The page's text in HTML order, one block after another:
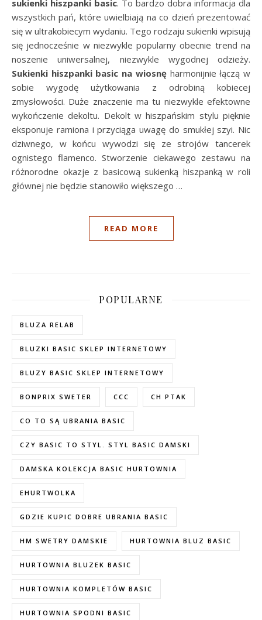
sukienki hiszpanki basic. To bardzo dobra informacja dla
wszystkich pań, które uwielbiają na co dzień prezentować
się w ultrakobiecym wydaniu. Tego rodzaju sukienki wpisują
się jednocześnie w niezwykle popularny obecnie trend na
noszenie uniwersalnej, niezwykle wygodnej odzieży.
Sukienki hiszpanki basic na wiosnęharmonijnie łączą w
sobie wygodę użytkowania z odrobiną kobiecej
zmysłowości. Duże znaczenie ma tu niezwykle efektowne
wykończenie dekoltu. Dekolt w hiszpańskim stylu pięknie
eksponuje ramiona i przyciąga uwagę do smukłej szyi. Nic
dziwnego, w końcu wywodzi się ze strojów tancerek
ognistego flamenco. Stworzenie ciekawego zestawu na
różnorodne okazje z basicową sukienką hiszpanką w roli
głównej nie będzie stanowiło większego …
READ MORE
POPULARNE
BLUZA RELAB
BLUZKI BASIC SKLEP INTERNETOWY
BLUZY BASIC SKLEP INTERNETOWY
BONPRIX SWETER CCC CH PTAK
CO TO SĄ UBRANIA BASIC
CZY BASIC TO STYL. STYL BASIC DAMSKI
DAMSKA KOLEKCJA BASIC HURTOWNIA
EHURTWOLKA
GDZIE KUPIC DOBRE UBRANIA BASIC
HM SWETRY DAMSKIE HURTOWNIA BLUZ BASIC
HURTOWNIA BLUZEK BASIC
HURTOWNIA KOMPLETÓW BASIC
HURTOWNIA SPODNI BASIC